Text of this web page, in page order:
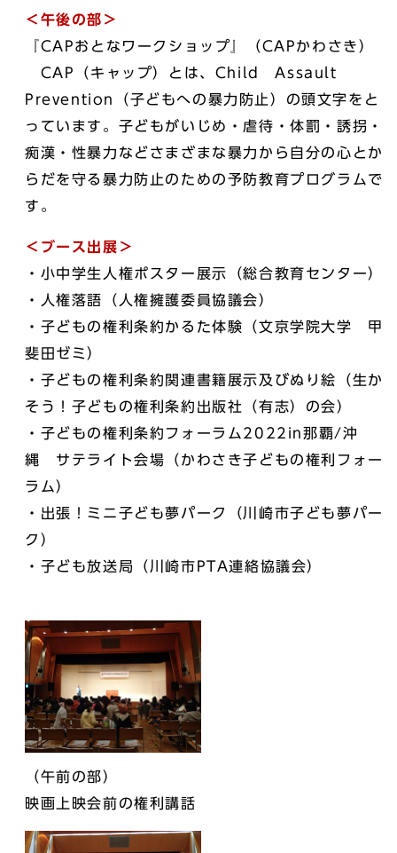
＜午後の部＞
『CAPおとなワークショップ』（CAPかわさき）
CAP（キャップ）とは、Child Assault
Prevention（子どもへの暴力防止）の頭文字をと
っています。子どもがいじめ・虐待・体罰・誘拐・
痴漢・性暴力などさまざまな暴力から自分の心とか
らだを守る暴力防止のための予防教育プログラムで
す。
＜ブース出展＞
・小中学生人権ポスター展示（総合教育センター）
・人権落語（人権擁護委員協議会）
・子どもの権利条約かるた体験（文京学院大学 甲
斐田ゼミ）
・子どもの権利条約関連書籍展示及びぬり絵（生か
そう！子どもの権利条約出版社（有志）の会）
・子どもの権利条約フォーラム2022in那覇/沖
縄 サテライト会場（かわさき子どもの権利フォー
ラム）
・出張！ミニ子ども夢パーク（川崎市子ども夢パー
ク）
・子ども放送局（川崎市PTA連絡協議会）
（午前の部）
映画上映会前の権利講話